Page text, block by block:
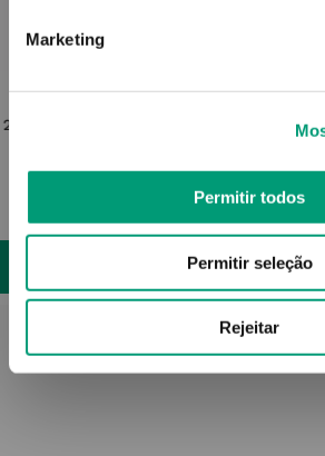
Marketing
Permitir todos
Permitir seleção
Rejeitar
RILASTIL
Rilastil Smagliature Amp
37,90 €
ADICIONAR